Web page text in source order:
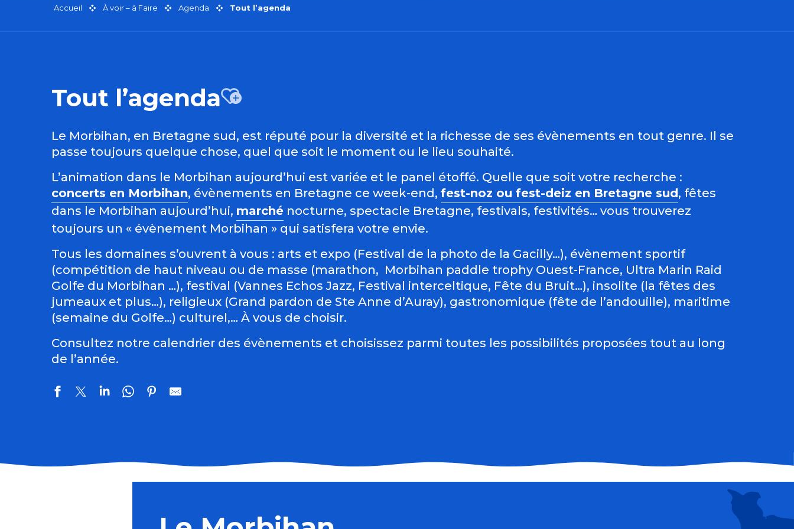
Accueil À voir – à Faire Agenda Tout l’agenda
Tout l’agendaAjouter aux favoris
Le Morbihan, en Bretagne sud, est réputé pour la diversité et la richesse de ses évènements en tout genre. Il se
passe toujours quelque chose, quel que soit le moment ou le lieu souhaité.
L’animation dans le Morbihan aujourd’hui est variée et le panel étoffé. Quelle que soit votre recherche :
concerts en Morbihan, évènements en Bretagne ce week-end, fest-noz ou fest-deiz en Bretagne sud, fêtes
dans le Morbihan aujourd’hui, marché nocturne, spectacle Bretagne, festivals, festivités… vous trouverez
toujours un « évènement Morbihan » qui satisfera votre envie.
Tous les domaines s’ouvrent à vous : arts et expo (Festival de la photo de la Gacilly…), évènement sportif
(compétition de haut niveau ou de masse (marathon, Morbihan paddle trophy Ouest-France, Ultra Marin Raid
Golfe du Morbihan …), festival (Vannes Echos Jazz, Festival interceltique, Fête du Bruit…), insolite (la fêtes des
jumeaux et plus…), religieux (Grand pardon de Ste Anne d’Auray), gastronomique (fête de l’andouille), maritime
(semaine du Golfe…) culturel,… À vous de choisir.
Consultez notre calendrier des évènements et choisissez parmi toutes les possibilités proposées tout au long
de l’année.